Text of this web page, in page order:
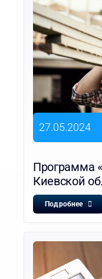
27.05.2024
Программа
Киевской
Подробнее